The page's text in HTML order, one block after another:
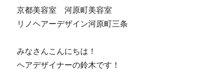
京都美容室 河原町美容室
リノヘアーデザイン河原町三条
みなさんこんにちは！
ヘアデザイナーの鈴木です！